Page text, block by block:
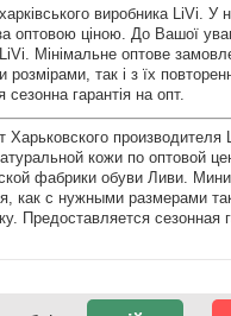
виробника LiVi.
оптовою ціною. До Вашої
LiVi. Мінімальне оптове
розмірами, так і з їх
гарантія на опт.
Харьковского
кожи по оптовой
фабрики обуви Ливи.
как с нужными размерами
Предоставляется сезонная